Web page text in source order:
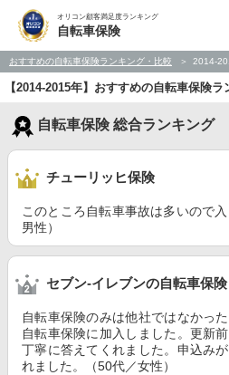
オリコン顧客満足度ランキング
自転車保険
おすすめの自転車保険ランキング・比較 2014-
【2014-2015年】おすすめの自転車保険
自転車保険 総合ランキング
チューリッヒ保険
このところ自転車事故は多いので
男性）
セブン-イレブンの自転車保険
自転車保険のみは他社ではなかっ
自転車保険に加入しました。更新
丁寧に答えてくれました。申込み
れました。（50代／女性）